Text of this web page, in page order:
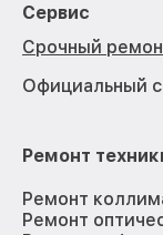
Сервис
Срочный
Официальный
Ремонт
Ремонт
Ремонт